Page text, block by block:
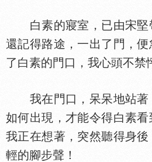
白素的寢室，已由宋堅
還記得路途，一出了門，便
了白素的門口，我心頭不禁
我在門口，呆呆地站著
如何出現，才能令得白素看
我正在想著，突然聽得身
輕的腳步聲！